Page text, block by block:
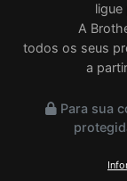
ligue
A
todos os seus
a
Para sua